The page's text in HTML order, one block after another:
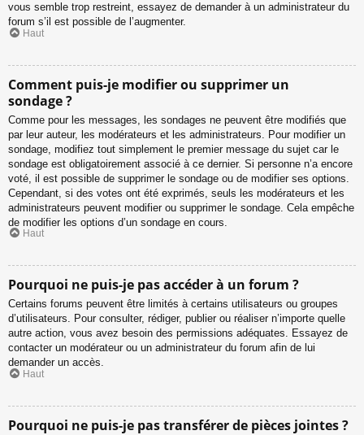
vous semble trop restreint, essayez de demander à un administrateur du
forum s’il est possible de l’augmenter.
Haut
Comment puis-je modifier ou supprimer un
sondage ?
Comme pour les messages, les sondages ne peuvent être modifiés que
par leur auteur, les modérateurs et les administrateurs. Pour modifier un
sondage, modifiez tout simplement le premier message du sujet car le
sondage est obligatoirement associé à ce dernier. Si personne n’a encore
voté, il est possible de supprimer le sondage ou de modifier ses options.
Cependant, si des votes ont été exprimés, seuls les modérateurs et les
administrateurs peuvent modifier ou supprimer le sondage. Cela empêche
de modifier les options d’un sondage en cours.
Haut
Pourquoi ne puis-je pas accéder à un forum ?
Certains forums peuvent être limités à certains utilisateurs ou groupes
d’utilisateurs. Pour consulter, rédiger, publier ou réaliser n’importe quelle
autre action, vous avez besoin des permissions adéquates. Essayez de
contacter un modérateur ou un administrateur du forum afin de lui
demander un accès.
Haut
Pourquoi ne puis-je pas transférer de pièces jointes ?